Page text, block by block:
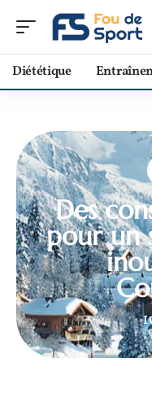
Diététique
Des
pour un